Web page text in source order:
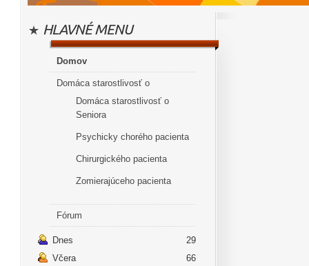
HLAVNÉ MENU
Domov
Domáca starostlivosť o
Domáca starostlivosť o
Seniora
Psychicky chorého pacienta
Chirurgického pacienta
Zomierajúceho pacienta
Fórum
Dnes
29
Včera
66